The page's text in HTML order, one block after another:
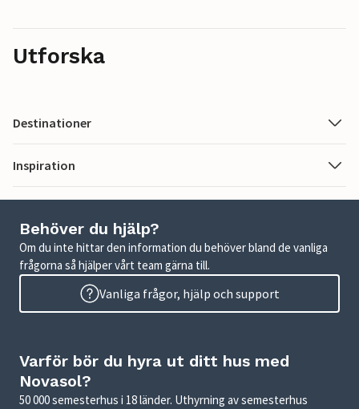
Utforska
Destinationer
Inspiration
Behöver du hjälp?
Om du inte hittar den information du behöver bland de vanliga
frågorna så hjälper vårt team gärna till.
Vanliga frågor, hjälp och support
Varför bör du hyra ut ditt hus med
Novasol?
50 000 semesterhus i 18 länder. Uthyrning av semesterhus